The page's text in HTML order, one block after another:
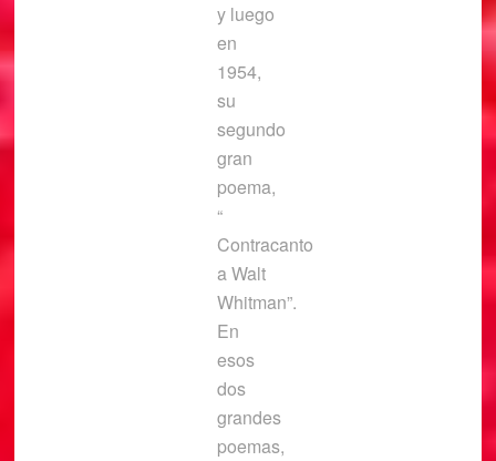
y luego
en
1954,
su
segundo
gran
poema,
“
Contracanto
a Walt
Whitman”.
En
esos
dos
grandes
poemas,